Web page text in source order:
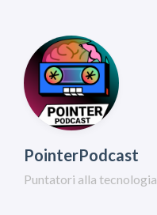
PointerPodcast
Puntatori alla tecnologia